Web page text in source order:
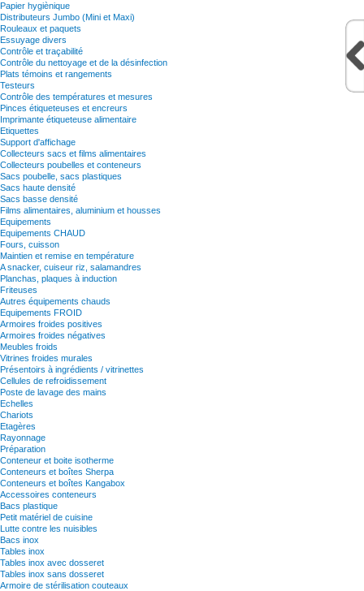
Papier hygiènique
Distributeurs Jumbo (Mini et Maxi)
Rouleaux et paquets
Essuyage divers
Contrôle et traçabilité
Contrôle du nettoyage et de la désinfection
Plats témoins et rangements
Testeurs
Contrôle des températures et mesures
Pinces étiqueteuses et encreurs
Imprimante étiqueteuse alimentaire
Etiquettes
Support d'affichage
Collecteurs sacs et films alimentaires
Collecteurs poubelles et conteneurs
Sacs poubelle, sacs plastiques
Sacs haute densité
Sacs basse densité
Films alimentaires, aluminium et housses
Equipements
Equipements CHAUD
Fours, cuisson
Maintien et remise en température
A snacker, cuiseur riz, salamandres
Planchas, plaques à induction
Friteuses
Autres équipements chauds
Equipements FROID
Armoires froides positives
Armoires froides négatives
Meubles froids
Vitrines froides murales
Présentoirs à ingrédients / vitrinettes
Cellules de refroidissement
Poste de lavage des mains
Echelles
Chariots
Etagères
Rayonnage
Préparation
Conteneur et boite isotherme
Conteneurs et boîtes Sherpa
Conteneurs et boîtes Kangabox
Accessoires conteneurs
Bacs plastique
Petit matériel de cuisine
Lutte contre les nuisibles
Bacs inox
Tables inox
Tables inox avec dosseret
Tables inox sans dosseret
Armoire de stérilisation couteaux